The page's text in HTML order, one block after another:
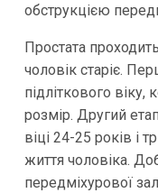
обструкцією
Простата
чоловік старіє.
підліткового
розмір. Другий
віці 24-25 років і
життя чоловіка.
передміхурової